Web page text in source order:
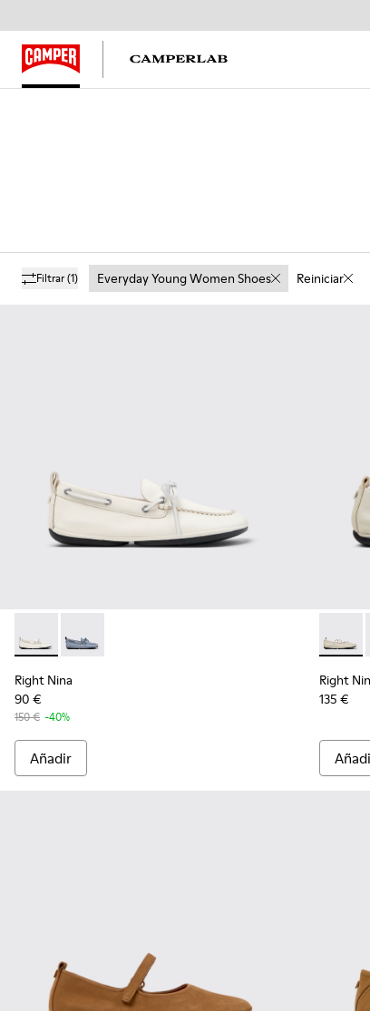
Filtrar(1) Everyday Young Women Shoes Reiniciar
Right Nina - K201848-004 - Bailarinas de piel blancas
Right Nina - K201848-005
Right Nina
90 €
150 € -40%
Añadir
Right
Right
135 €